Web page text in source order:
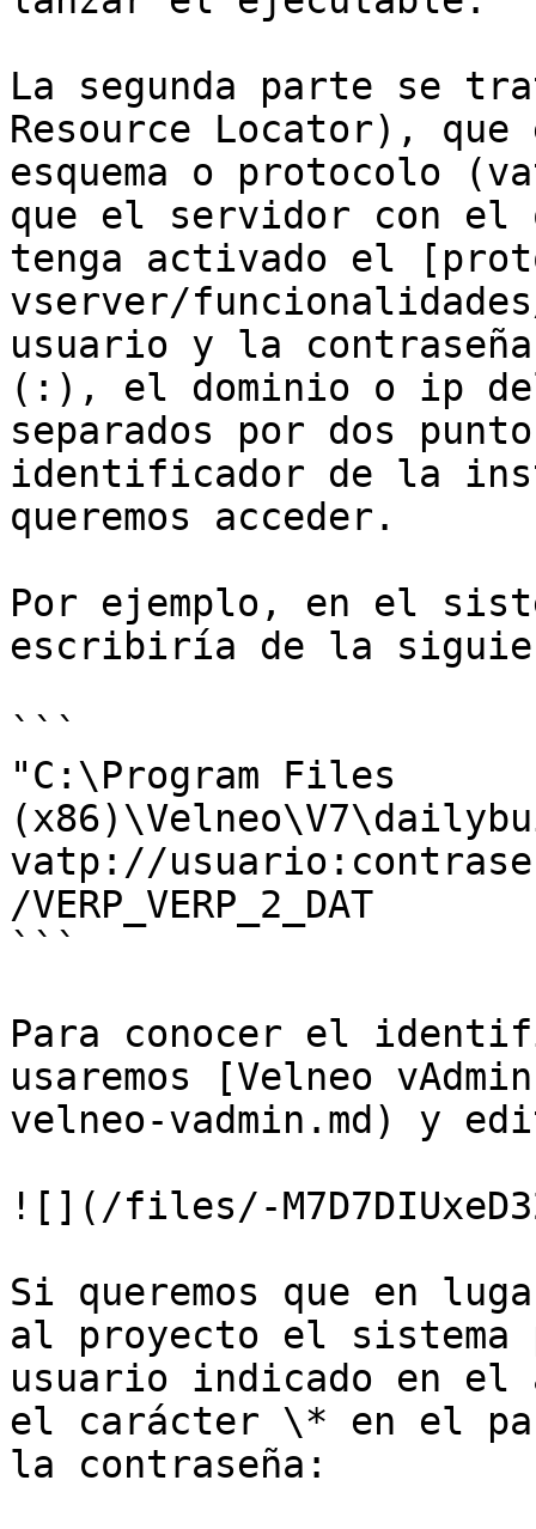
La segunda parte se
Resource Locator),
esquema o protocolo
que el servidor con el
tenga activado el
vserver/
usuario y la
(:), el dominio o ip
separados por dos
identificador de la
queremos acceder.
Por ejemplo, en el
escribiría de la
```
"C:\Program Files
vatp://
/VERP_VERP_2_DAT
```
Para conocer el
usaremos [Velneo
velneo-vadmin.md) y
![](/files/-
Si queremos que en
al proyecto el sistema
usuario indicado en el
el carácter \* en el
la contraseña: